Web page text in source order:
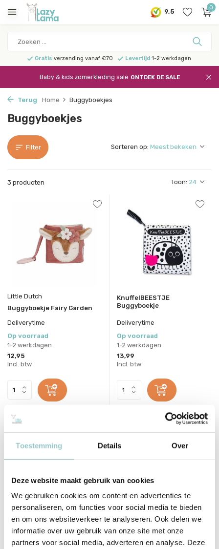
Toestemming Details Over
Deze website maakt gebruik van cookies
We gebruiken cookies om content en advertenties te
personaliseren, om functies voor social media te bieden
en om ons websiteverkeer te analyseren. Ook delen we
informatie over uw gebruik van onze site met onze
partners voor social media, adverteren en analyse. Deze
9,5
0
Gratis verzending vanaf €70 Levertijd1-2 werkdagen
Baby & kids zomerkleding sale ONTDEK DE SALE
Terug Home Buggyboekjes
Buggyboekjes
Filter
3 producten Toon:
Sorteren op:
Little Dutch
Buggyboekje Fairy Garden
Deliverytime
Op voorraad
1-2 werkdagen
12,95
Incl. btw
KnuffelBEESTJE
Buggyboekje
Deliverytime
Op voorraad
1-2 werkdagen
13,99
Incl. btw
Leeuw, Waar Ben Je?
Buggyboekje
Deliverytime